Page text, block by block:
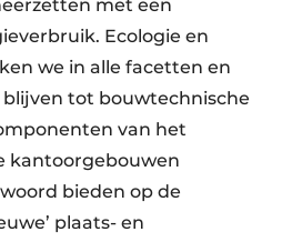
met een
Ecologie en
we in alle facetten en
tot bouwtechnische
van het
kantoorgebouwen
bieden op de
plaats- en